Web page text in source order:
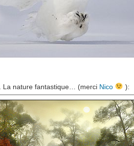
La nature fantastique… (merci Nico ):